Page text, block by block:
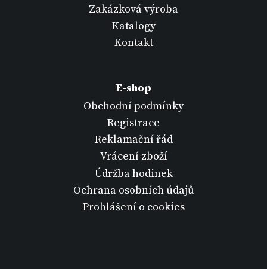
Zakázková výroba
Katalogy
Kontakt
E-shop
Obchodní podmínky
Registrace
Reklamační řád
Vrácení zboží
Údržba hodinek
Ochrana osobních údajů
Prohlášení o cookies